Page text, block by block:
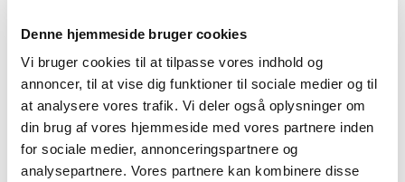
Denne hjemmeside bruger cookies
Vi bruger cookies til at tilpasse vores indhold og
annoncer, til at vise dig funktioner til sociale medier og til
at analysere vores trafik. Vi deler også oplysninger om
din brug af vores hjemmeside med vores partnere inden
for sociale medier, annonceringspartnere og
analysepartnere. Vores partnere kan kombinere disse